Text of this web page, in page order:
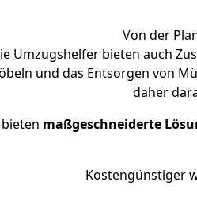
Von der
Umzugshelfer bieten auch
und das Entsorgen von
daher
maßgeschneiderte
Kostengünstiger